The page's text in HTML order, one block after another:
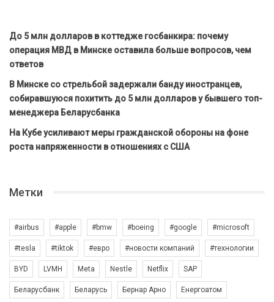
До 5 млн долларов в коттедже госбанкира: почему
операция МВД в Минске оставила больше вопросов, чем
ответов
В Минске со стрельбой задержали банду иностранцев,
собиравшуюся похитить до 5 млн долларов у бывшего топ-
менеджера Беларусбанка
На Кубе усиливают меры гражданской обороны на фоне
роста напряженности в отношениях с США
Метки
#airbus #apple #bmw #boeing #google #microsoft
#tesla #tiktok #евро #новости компаний #технологии
BYD LVMH Meta Nestle Netflix SAP
Беларусбанк Беларусь Бернар Арно Енергоатом